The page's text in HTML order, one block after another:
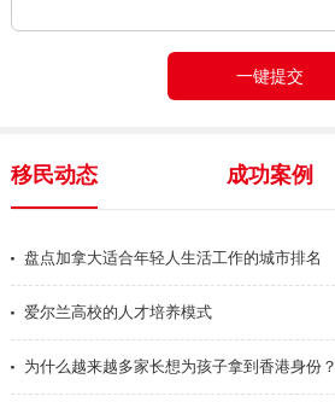
移民动态 成功案例
盘点加拿大适合年轻人生活工作的城市排名
爱尔兰高校的人才培养模式
为什么越来越多家长想为孩子拿到香港身份？